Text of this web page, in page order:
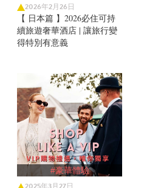
2026年2月26日
【 日本篇 】2026必住可持
續旅遊奢華酒店 | 讓旅行變
得特別有意義
#豪華體驗